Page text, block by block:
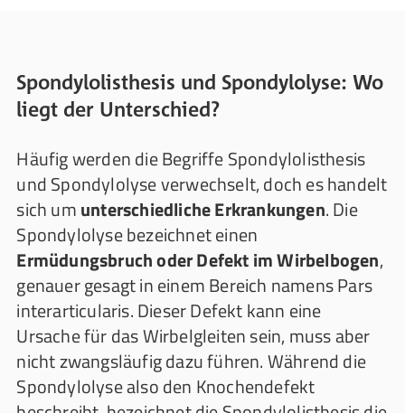
Spondylolisthesis und Spondylolyse: Wo
liegt der Unterschied?
Häufig werden die Begriffe Spondylolisthesis
und Spondylolyse verwechselt, doch es handelt
sich umunterschiedliche Erkrankungen. Die
Spondylolyse bezeichnet einen
Ermüdungsbruch oder Defekt im Wirbelbogen,
genauer gesagt in einem Bereich namens Pars
interarticularis. Dieser Defekt kann eine
Ursache für das Wirbelgleiten sein, muss aber
nicht zwangsläufig dazu führen. Während die
Spondylolyse also den Knochendefekt